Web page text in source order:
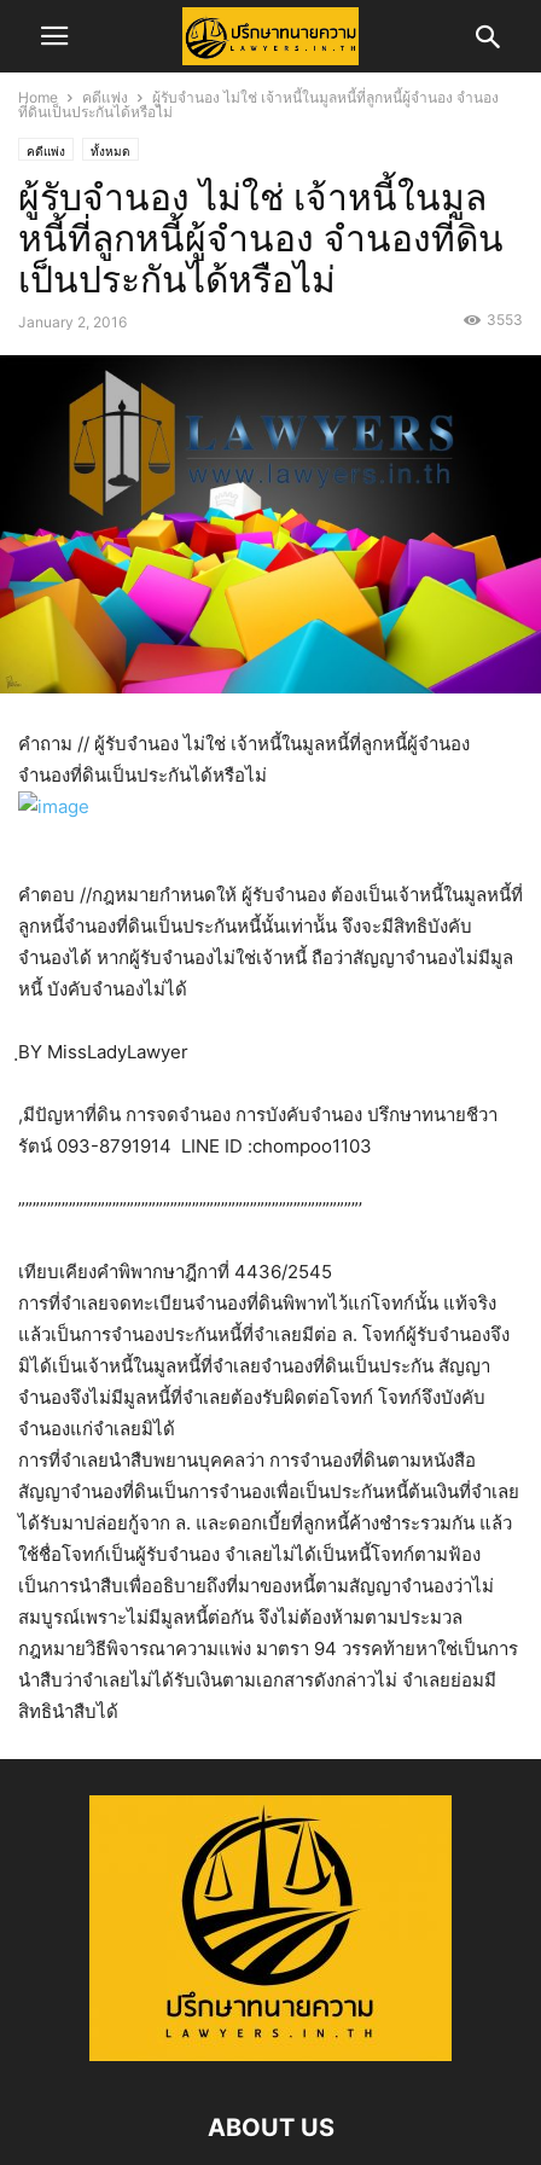
Home คดีแพ่ง
ผู้รับจำนอง ไม่ใช่ เจ้าหนี้ในมูลหนี้ที่ลูกหนี้ผู้จำนอง จำนอง
ที่ดินเป็นประกันได้หรือไม่
คดีแพ่ง ทั้งหมด
ผู้รับจำนอง ไม่ใช่ เจ้าหนี้ในมูล
หนี้ที่ลูกหนี้ผู้จำนอง จำนองที่ดิน
เป็นประกันได้หรือไม่
January 2, 2016 3553
คำถาม // ผู้รับจำนอง ไม่ใช่ เจ้าหนี้ในมูลหนี้ที่ลูกหนี้ผู้จำนอง
จำนองที่ดินเป็นประกันได้หรือไม่
คำตอบ //กฎหมายกำหนดให้ ผู้รับจำนอง ต้องเป็นเจ้าหนี้ในมูลหนี้ที่
ลูกหนี้จำนองที่ดินเป็นประกันหนี้นั้นเท่าน้ัน จึงจะมีสิทธิบังคับ
จำนองได้ หากผู้รับจำนองไม่ใช่เจ้าหนี้ ถือว่าสัญญาจำนองไม่มีมูล
หนี้ บังคับจำนองไม่ได้
ฺBY MissLadyLawyer
,มีปัญหาที่ดิน การจดจำนอง การบังคับจำนอง ปรึกษาทนายชีวา
รัตน์ 093-8791914 LINE ID :chompoo1103
”””””””””””””””””””””””””””””””””””””””””””””””’
เทียบเคียงคำพิพากษาฎีกาที่ 4436/2545
การที่จำเลยจดทะเบียนจำนองที่ดินพิพาทไว้แก่โจทก์นั้น แท้จริง
แล้วเป็นการจำนองประกันหนี้ที่จำเลยมีต่อ ล. โจทก์ผู้รับจำนองจึง
มิได้เป็นเจ้าหนี้ในมูลหนี้ที่จำเลยจำนองที่ดินเป็นประกัน สัญญา
จำนองจึงไม่มีมูลหนี้ที่จำเลยต้องรับผิดต่อโจทก์ โจทก์จึงบังคับ
จำนองแก่จำเลยมิได้
การที่จำเลยนำสืบพยานบุคคลว่า การจำนองที่ดินตามหนังสือ
สัญญาจำนองที่ดินเป็นการจำนองเพื่อเป็นประกันหนี้ต้นเงินที่จำเลย
ได้รับมาปล่อยกู้จาก ล. และดอกเบี้ยที่ลูกหนี้ค้างชำระรวมกัน แล้ว
ใช้ชื่อโจทก์เป็นผู้รับจำนอง จำเลยไม่ได้เป็นหนี้โจทก์ตามฟ้อง
เป็นการนำสืบเพื่ออธิบายถึงที่มาของหนี้ตามสัญญาจำนองว่าไม่
สมบูรณ์เพราะไม่มีมูลหนี้ต่อกัน จึงไม่ต้องห้ามตามประมวล
กฎหมายวิธีพิจารณาความแพ่ง มาตรา 94 วรรคท้ายหาใช่เป็นการ
นำสืบว่าจำเลยไม่ได้รับเงินตามเอกสารดังกล่าวไม่ จำเลยย่อมมี
สิทธินำสืบได้
ABOUT US